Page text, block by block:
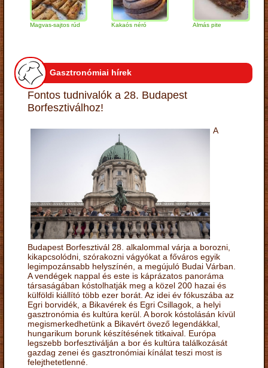
Magvas-sajtos rúd Kakaós néró Almás pite
Gasztronómiai hírek
Fontos tudnivalók a 28. Budapest
Borfesztiválhoz!
A
Budapest Borfesztivál 28. alkalommal várja a borozni,
kikapcsolódni, szórakozni vágyókat a főváros egyik
legimpozánsabb helyszínén, a megújuló Budai Várban.
A vendégek nappal és este is káprázatos panoráma
társaságában kóstolhatják meg a közel 200 hazai és
külföldi kiállító több ezer borát. Az idei év fókuszába az
Egri borvidék, a Bikavérek és Egri Csillagok, a helyi
gasztronómia és kultúra kerül. A borok kóstolásán kívül
megismerkedhetünk a Bikavért övező legendákkal,
hungarikum borunk készítésének titkaival. Európa
legszebb borfesztiválján a bor és kultúra találkozását
gazdag zenei és gasztronómiai kínálat teszi most is
felejthetetlenné.